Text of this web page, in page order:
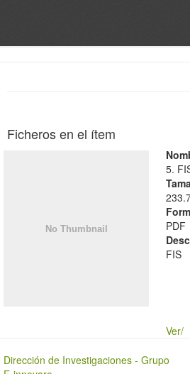
Ficheros en el ítem
5.
PDF
FIS
Ver/
Dirección de Investigaciones - Grupo